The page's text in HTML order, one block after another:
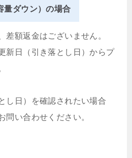
量ダウン）の場合
差額返金はございません。
新日（引き落とし日）からプ
し日）を確認されたい場合
問い合わせください。